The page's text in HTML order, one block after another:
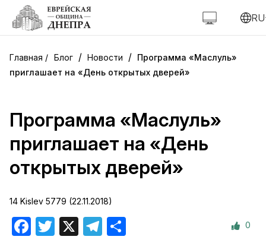
RU
Блог / Новости / Программа «Маслуль»
приглашает на «День открытых дверей»
Программа «Маслуль»
приглашает на «День
открытых дверей»
14 Kislev 5779 (22.11.2018)
Facebook
Twitter Telegram 0